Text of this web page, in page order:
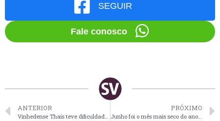
SEGUIR
Fale conosco
ANTERIOR PRÓXIMO
Junho foi o mês mais seco do ano, segundo o Consórcio PCJ